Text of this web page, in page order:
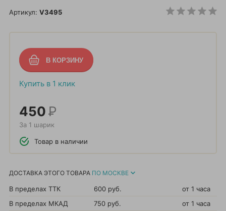
Артикул: V3495
Купить в 1 клик
450Р
За 1 шарик
Товар в наличии
ДОСТАВКА ЭТОГО ТОВАРА ПО МОСКВЕ
В пределах ТТК 600 руб.
от 1 часа
В пределах МКАД
750 руб.
от 1 часа